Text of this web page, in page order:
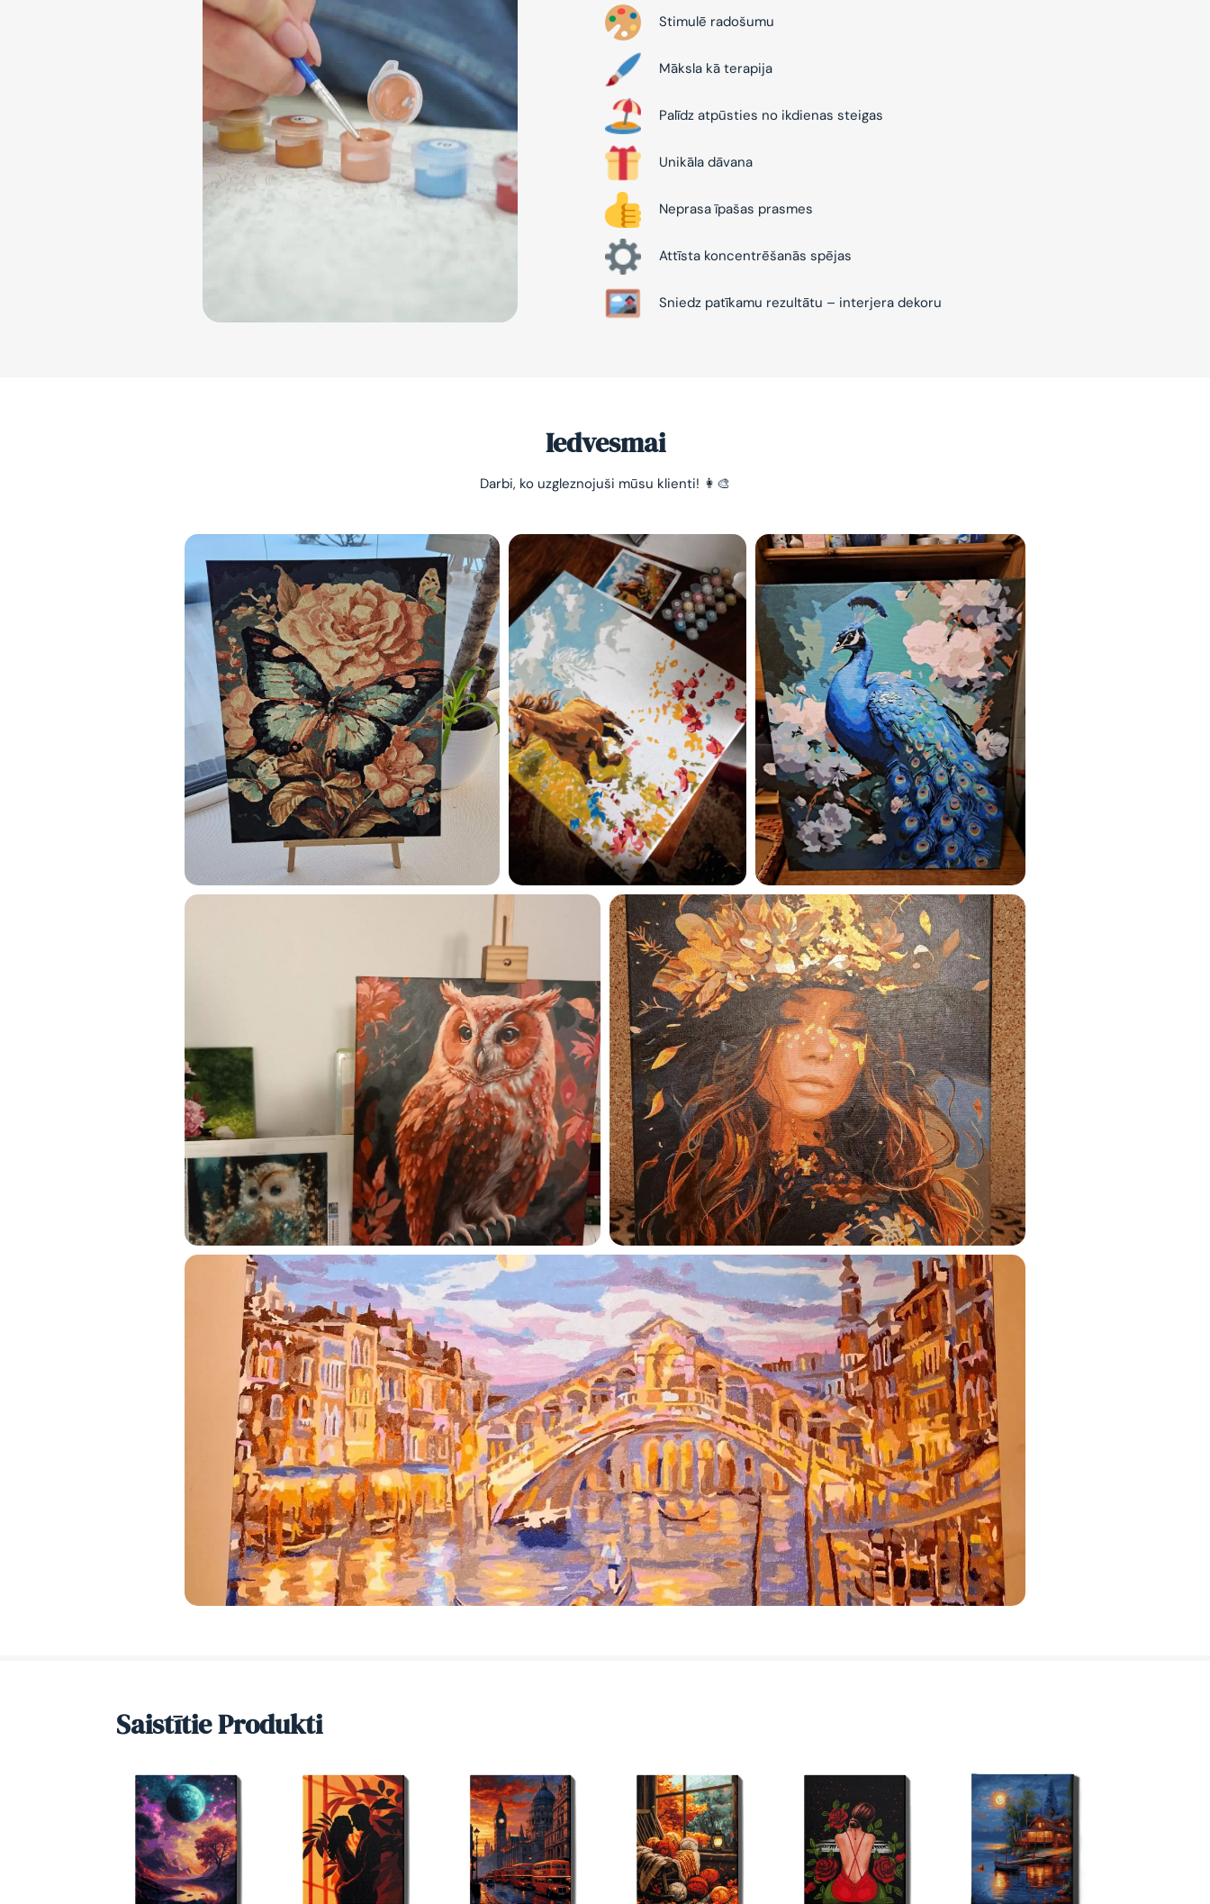
Stimulē radošumu
Māksla kā terapija
Palīdz atpūsties no ikdienas steigas
Unikāla dāvana
Neprasa īpašas prasmes
Attīsta koncentrēšanās spējas
Sniedz patīkamu rezultātu – interjera dekoru
Iedvesmai
Darbi, ko uzgleznojuši mūsu klienti! 👩‍🎨
Saistītie Produkti
-10% pirmajam
Vienkāršs veids, kā atslābināties un
nomierināt trauksmainās domas 😌
Esmu iepazinies ar GleznoPats.lv
privātuma politiku un piekrītu tai
GleznoPats.lvPrivātuma politika
SAŅEMT -10%